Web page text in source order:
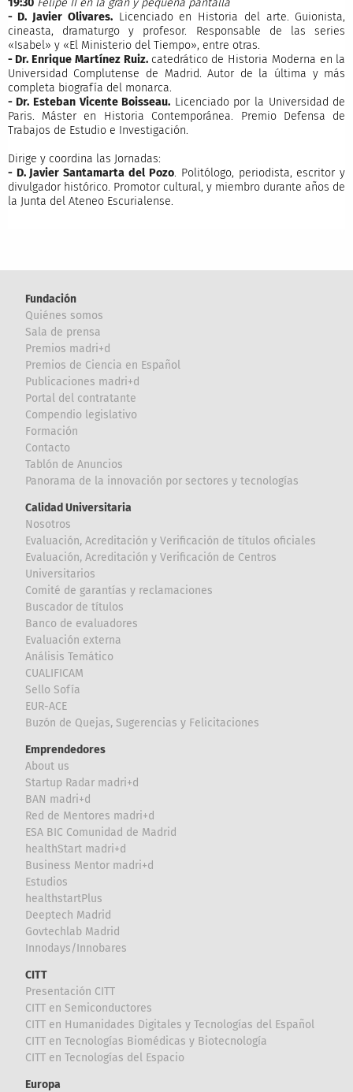
- D. Javier Olivares.Licenciado en Historia del arte. Guionista,
cineasta, dramaturgo y profesor. Responsable de las series
«Isabel» y «El Ministerio del Tiempo», entre otras.
- Dr. Enrique Martínez Ruiz. catedrático de Historia Moderna en la
Universidad Complutense de Madrid. Autor de la última y más
completa biografía del monarca.
- Dr. Esteban Vicente Boisseau. Licenciado por la Universidad de
Paris. Máster en Historia Contemporánea. Premio Defensa de
Trabajos de Estudio e Investigación.
Dirige y coordina las Jornadas:
- D. Javier Santamarta del Pozo. Politólogo, periodista, escritor y
divulgador histórico. Promotor cultural, y miembro durante años de
la Junta del Ateneo Escurialense.
Fundación
Quiénes somos
Sala de prensa
Premios madri+d
Premios de Ciencia en Español
Publicaciones madri+d
Portal del contratante
Compendio legislativo
Formación
Contacto
Tablón de Anuncios
Panorama de la innovación por sectores y tecnologías
Calidad Universitaria
Nosotros
Evaluación, Acreditación y Verificación de títulos oficiales
Evaluación, Acreditación y Verificación de Centros
Universitarios
Comité de garantías y reclamaciones
Buscador de títulos
Banco de evaluadores
Evaluación externa
Análisis Temático
CUALIFICAM
Sello Sofía
EUR-ACE
Buzón de Quejas, Sugerencias y Felicitaciones
Emprendedores
About us
Startup Radar madri+d
BAN madri+d
Red de Mentores madri+d
ESA BIC Comunidad de Madrid
healthStart madri+d
Business Mentor madri+d
Estudios
healthstartPlus
Deeptech Madrid
Govtechlab Madrid
Innodays/Innobares
CITT
Presentación CITT
CITT en Semiconductores
CITT en Humanidades Digitales y Tecnologías del Español
CITT en Tecnologías Biomédicas y Biotecnología
CITT en Tecnologías del Espacio
Europa